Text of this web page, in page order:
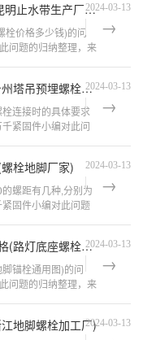
昆明q235止水螺栓批发(昆明止水带生产厂家)
2024-03-13
栓价格多少钱)的问
问题的归纳整理，来
台州塔吊预埋螺栓批发(台州塔吊预埋螺栓批发电话)
2024-03-13
连接时的具体要求
紧固件小编对此问
栓地脚厂家) 2024-03-13
螺距有几种,分别为
固件小编对此问题
安徽路灯地脚螺栓批发价格(路灯底座螺栓型号)
2024-03-13
锚栓通用图)的问
问题的归纳整理，来
地脚螺栓加工厂)2024-03-13